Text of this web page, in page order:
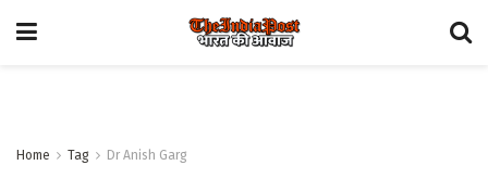
Home Tag Dr Anish Garg